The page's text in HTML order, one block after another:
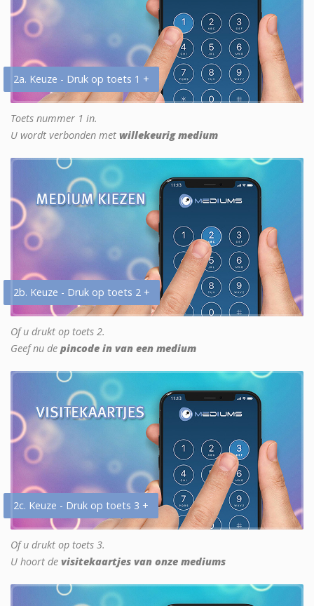
2a. Keuze - Druk op toets 1 +
Toets nummer 1 in.
U wordt verbonden met willekeurig medium
2b. Keuze - Druk op toets 2 +
Of u drukt op toets 2.
Geef nu de pincode in van een medium
2c. Keuze - Druk op toets 3 +
Of u drukt op toets 3.
U hoort de visitekaartjes van onze mediums